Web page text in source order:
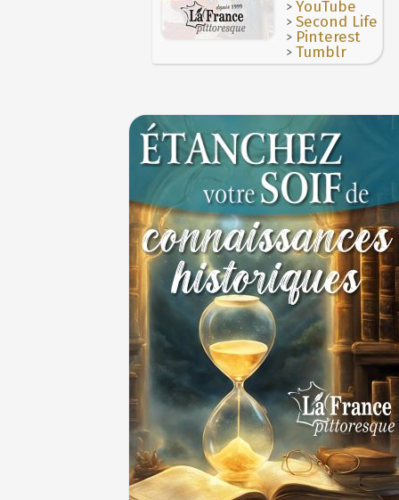
>YouTube
>Second Life
> Pinterest
>Tumblr